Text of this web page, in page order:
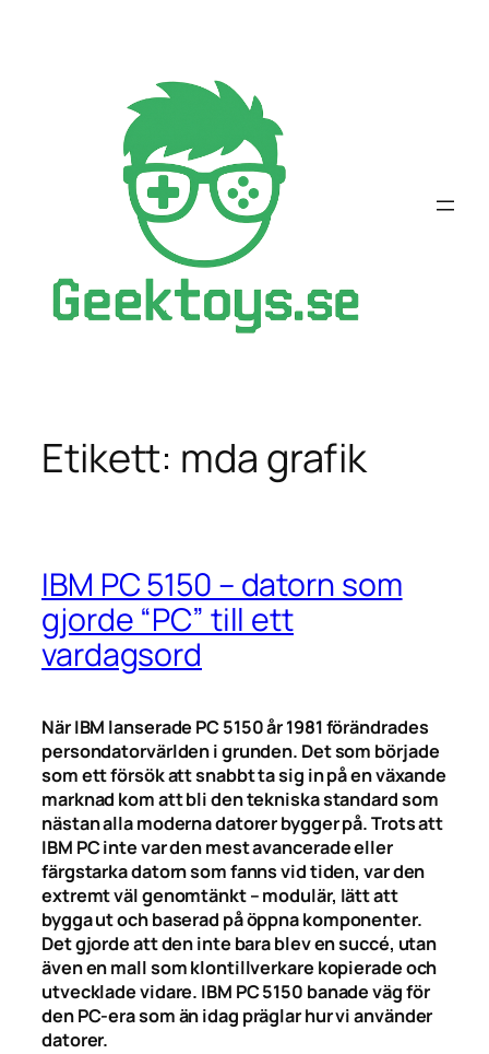
Etikett: mda grafik
IBM PC 5150 – datorn som
gjorde “PC” till ett
vardagsord
När IBM lanserade PC 5150 år 1981 förändrades
persondatorvärlden i grunden. Det som började
som ett försök att snabbt ta sig in på en växande
marknad kom att bli den tekniska standard som
nästan alla moderna datorer bygger på. Trots att
IBM PC inte var den mest avancerade eller
färgstarka datorn som fanns vid tiden, var den
extremt väl genomtänkt – modulär, lätt att
bygga ut och baserad på öppna komponenter.
Det gjorde att den inte bara blev en succé, utan
även en mall som klontillverkare kopierade och
utvecklade vidare. IBM PC 5150 banade väg för
den PC-era som än idag präglar hur vi använder
datorer.